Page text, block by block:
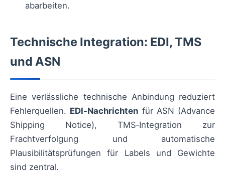
abarbeiten.
Technische Integration: EDI, TMS
und ASN
Eine verlässliche technische Anbindung reduziert
Fehlerquellen. EDI‑Nachrichten für ASN (Advance
Shipping Notice), TMS‑Integration zur
Frachtverfolgung und automatische
Plausibilitätsprüfungen für Labels und Gewichte
sind zentral.